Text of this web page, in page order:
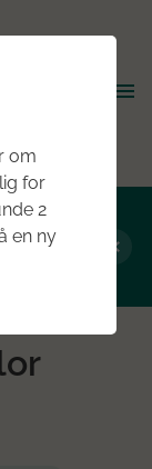
- læs
om
for
2
en ny